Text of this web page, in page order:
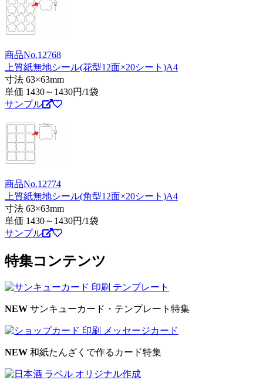
商品No.12768
上質紙無地シール(花型12面×20シート)A4
寸法 63×63mm
単価 1430～1430円/1袋
サンプル
商品No.12774
上質紙無地シール(角型12面×20シート)A4
寸法 63×63mm
単価 1430～1430円/1袋
サンプル
特集コンテンツ
NEW サンキューカード・テンプレート特集
NEW 和紙たんざくで作るカード特集